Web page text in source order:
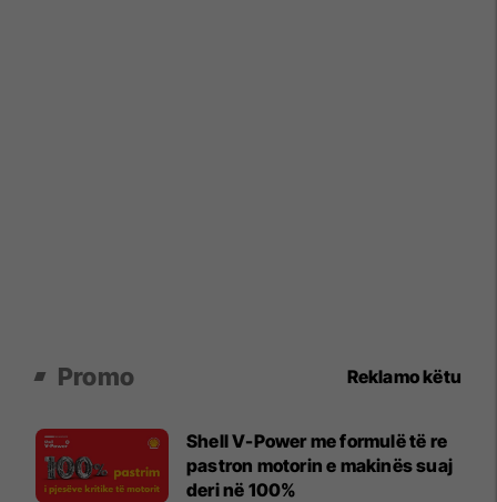
Promo Reklamo këtu
Shell V-Power me formulë të re
pastron motorin e makinës suaj
deri në 100%